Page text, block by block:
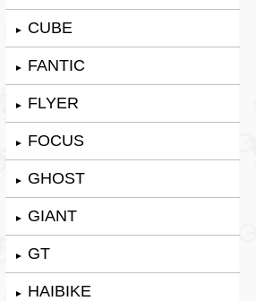
► CUBE
► FANTIC
► FLYER
► FOCUS
► GHOST
► GIANT
► GT
► HAIBIKE